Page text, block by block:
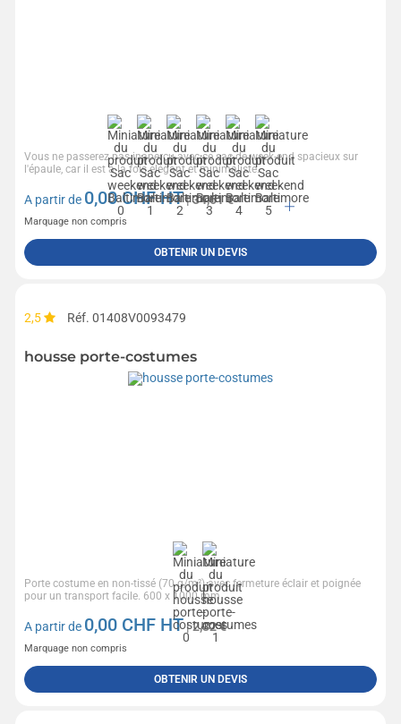
Vous ne passerez pas inaperçu avec ce sac de week-end spacieux sur
l'épaule, car il est à la fois élégant et minimaliste....
A partir de 0,00CHF HT| 34,61 €
Marquage non compris
OBTENIR UN DEVIS
2,5 Réf. 01408V0093479
housse porte-costumes
Porte costume en non-tissé (70 g/m²) avec fermeture éclair et poignée
pour un transport facile. 600 x 1000 mm
A partir de 0,00 CHF HT| 2,32 €
Marquage non compris
OBTENIR UN DEVIS